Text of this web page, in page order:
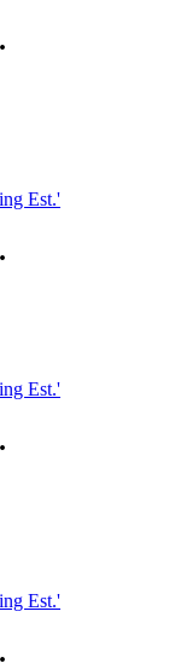
Est.'
Est.'
Est.'